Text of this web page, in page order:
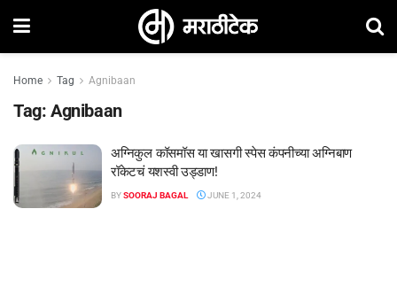
Home Tag Agnibaan
Tag: Agnibaan
अग्निकुल कॉसमॉस या खासगी स्पेस कंपनीच्या अग्निबाण
रॉकेटचं यशस्वी उड्डाण!
BYSOORAJ BAGAL JUNE 1, 2024